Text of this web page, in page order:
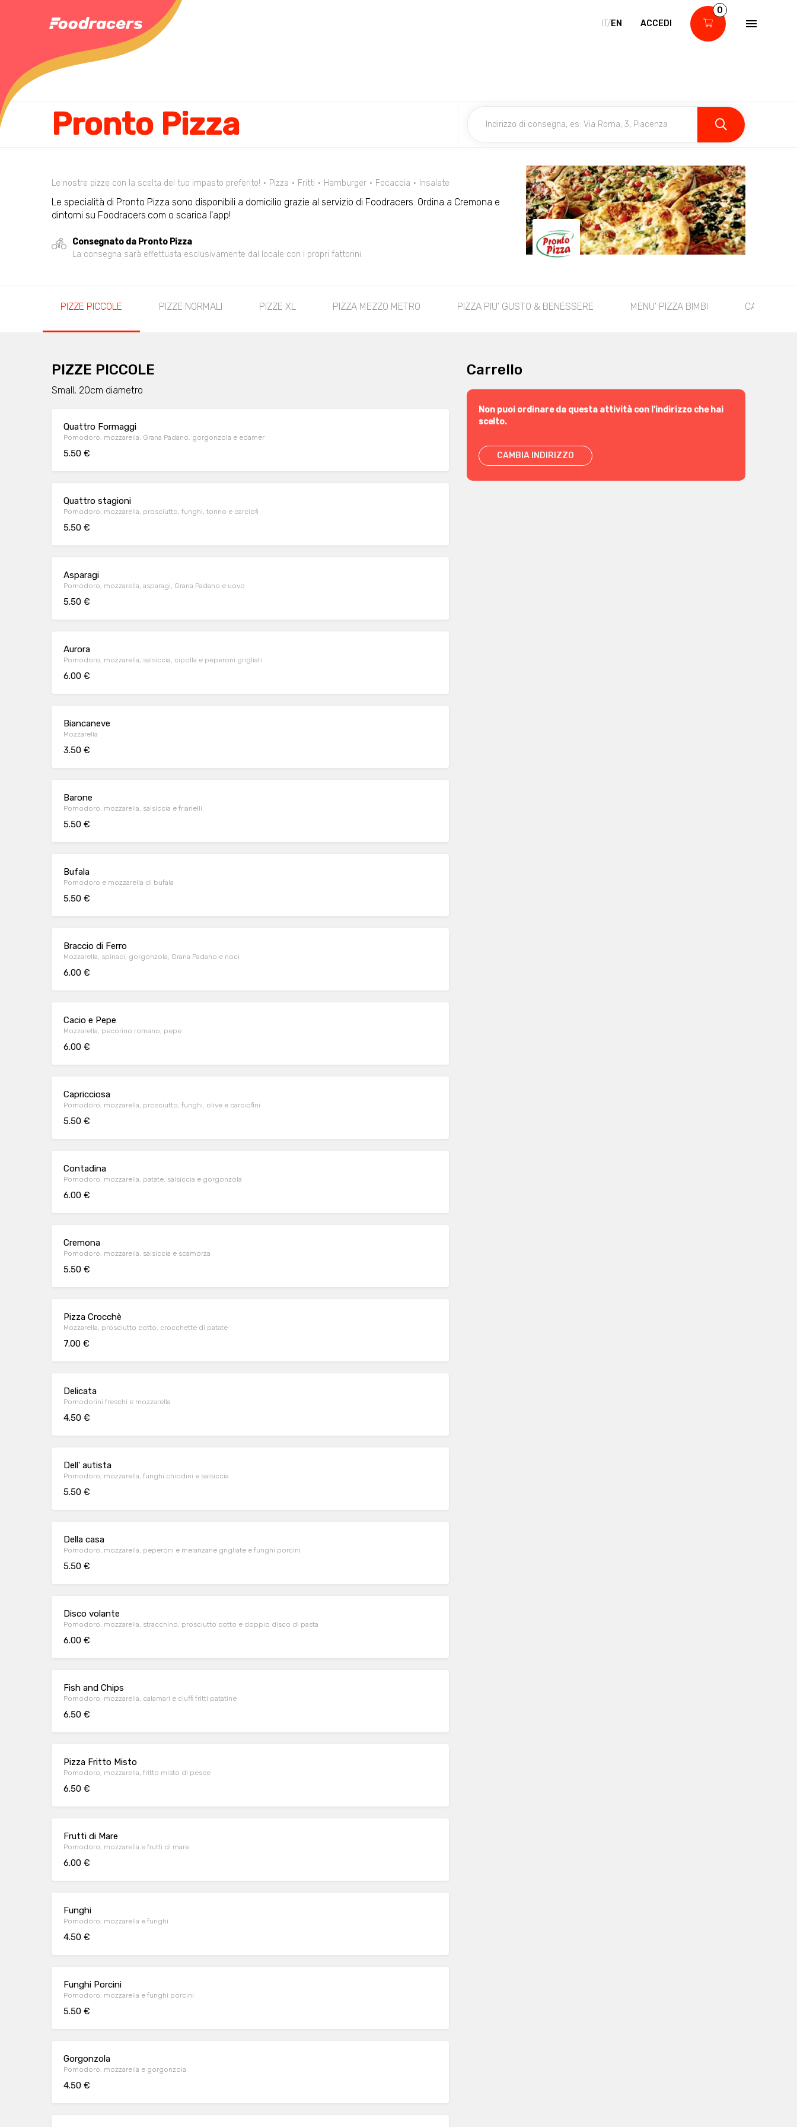
IT/EN ACCEDI
0
Pronto Pizza
Le nostre pizze con la scelta del tuo impasto preferito! Pizza Fritti Hamburger Focaccia Insalate
Le specialità di Pronto Pizza sono disponibili a domicilio grazie al servizio di Foodracers. Ordina a Cremona e
dintorni su Foodracers.com o scarica l'app!
Consegnato da Pronto Pizza
La consegna sarà effettuata esclusivamente dal locale con i propri fattorini.
PIZZE PICCOLE PIZZE NORMALI PIZZE XL PIZZA MEZZO METRO PIZZA PIU' GUSTO & BENESSERE MENU' PIZZA BIMBI CALZONI
PIZZE PICCOLE
Small, 20cm diametro
Quattro Formaggi
Pomodoro, mozzarella, Grana Padano, gorgonzola e edamer
5.50 €
Quattro stagioni
Pomodoro, mozzarella, prosciutto, funghi, tonno e carciofi
5.50 €
Asparagi
Pomodoro, mozzarella, asparagi, Grana Padano e uovo
5.50 €
Aurora
Pomodoro, mozzarella, salsiccia, cipolla e peperoni grigliati
6.00 €
Biancaneve
Mozzarella
3.50 €
Barone
Pomodoro, mozzarella, salsiccia e friarielli
5.50 €
Bufala
Pomodoro e mozzarella di bufala
5.50 €
Braccio di Ferro
Mozzarella, spinaci, gorgonzola, Grana Padano e noci
6.00 €
Cacio e Pepe
Mozzarella, pecorino romano, pepe
6.00 €
Capricciosa
Pomodoro, mozzarella, prosciutto, funghi, olive e carciofini
5.50 €
Contadina
Pomodoro, mozzarella, patate, salsiccia e gorgonzola
6.00 €
Cremona
Pomodoro, mozzarella, salsiccia e scamorza
5.50 €
Pizza Crocchè
Mozzarella, prosciutto cotto, crocchette di patate
7.00 €
Delicata
Pomodorini freschi e mozzarella
4.50 €
Dell' autista
Pomodoro, mozzarella, funghi chiodini e salsiccia
5.50 €
Della casa
Pomodoro, mozzarella, peperoni e melanzane grigliate e funghi porcini
5.50 €
Disco volante
Pomodoro, mozzarella, stracchino, prosciutto cotto e doppio disco di pasta
6.00 €
Fish and Chips
Pomodoro, mozzarella, calamari e ciuffi fritti patatine
6.50 €
Pizza Fritto Misto
Pomodoro, mozzarella, fritto misto di pesce
6.50 €
Frutti di Mare
Pomodoro, mozzarella e frutti di mare
6.00 €
Funghi
Pomodoro, mozzarella e funghi
4.50 €
Funghi Porcini
Pomodoro, mozzarella e funghi porcini
5.50 €
Gorgonzola
Pomodoro, mozzarella e gorgonzola
4.50 €
Carrello
Non puoi ordinare da questa attività con l'indirizzo che hai
scelto.
CAMBIA INDIRIZZO